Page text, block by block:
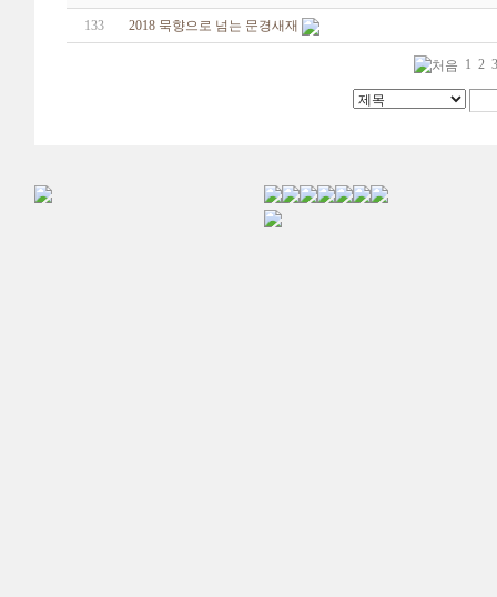
133 2018 묵향으로 넘는 문경새재
1 2 3